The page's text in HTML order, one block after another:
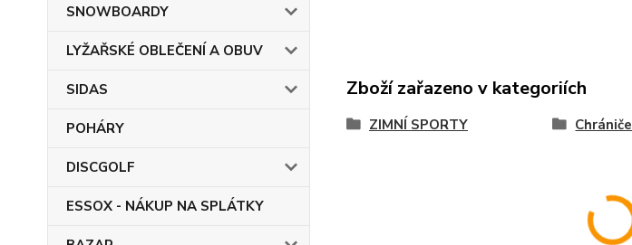
SNOWBOARDY
LYŽAŘSKÉ OBLEČENÍ A OBUV
SIDAS
POHÁRY
DISCGOLF
ESSOX - NÁKUP NA SPLÁTKY
Zboží zařazeno v kategoriích
ZIMNÍ SPORTY Chrániče